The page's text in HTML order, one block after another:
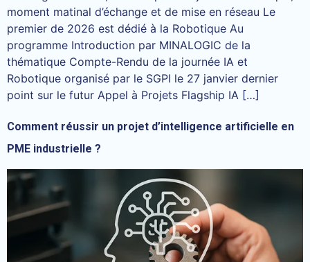
moment matinal d’échange et de mise en réseau Le
premier de 2026 est dédié à la Robotique Au
programme Introduction par MINALOGIC de la
thématique Compte-Rendu de la journée IA et
Robotique organisé par le SGPI le 27 janvier dernier
point sur le futur Appel à Projets Flagship IA […]
Comment réussir un projet d’intelligence artificielle en
PME industrielle ?